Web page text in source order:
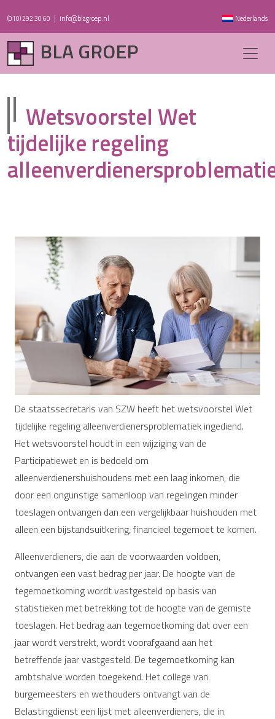
(010) 292 30 60 | info@blagroep.nl Nederlands
BLA GROEP
Wetsvoorstel Wet
tijdelijke regeling
De staatssecretaris van SZW heeft het wetsvoorstel Wet
tijdelijke regeling alleenverdienersproblematiek ingediend.
Het wetsvoorstel houdt in een wijziging van de
Participatiewet en is bedoeld om
alleenverdienershuishoudens met een laag inkomen, die
door een ongunstige samenloop van regelingen minder
toeslagen ontvangen dan een vergelijkbaar huishouden met
alleen een bijstandsuitkering, financieel tegemoet te komen.
Alleenverdieners, die aan de voorwaarden voldoen,
ontvangen een vast bedrag per jaar. De hoogte van de
tegemoetkoming wordt vastgesteld op basis van
statistieken met betrekking tot de hoogte van de gemiste
toeslagen. Het bedrag aan tegemoetkoming dat over een
jaar wordt verstrekt, wordt voorafgaand aan het
betreffende jaar vastgesteld. De tegemoetkoming kan
ambtshalve worden toegekend. Het college van
burgemeesters en wethouders ontvangt van de
Belastingdienst een lijst met alleenverdieners, die in